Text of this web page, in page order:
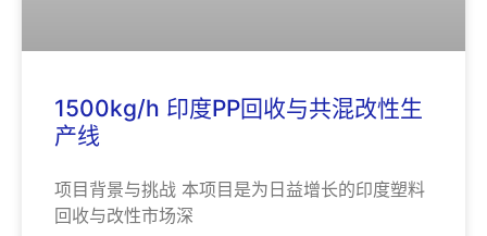
1500kg/h 印度PP回收与共混改性生
产线
项目背景与挑战 本项目是为日益增长的印度塑料
回收与改性市场深